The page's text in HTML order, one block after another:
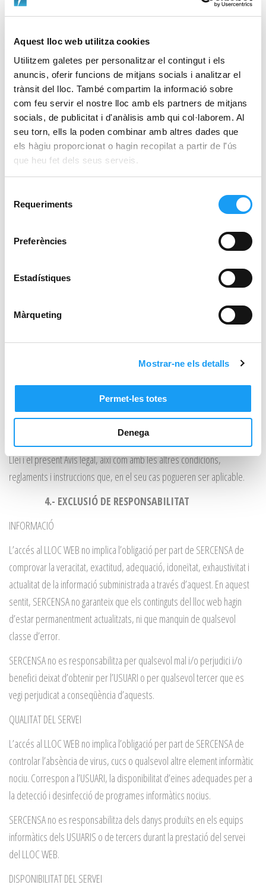
Aquest lloc web utilitza cookies
Utilitzem galetes per personalitzar el contingut i els
anuncis, oferir funcions de mitjans socials i analitzar el
trànsit del lloc. També compartim la informació sobre
com feu servir el nostre lloc amb els partners de mitjans
socials, de publicitat i d'anàlisis amb qui col·laborem. Al
seu torn, ells la poden combinar amb altres dades que
els hàgiu proporcionat o hagin recopilat a partir de l'ús
que heu fet dels seus serveis.
Requeriments
Preferències
Estadístiques
Màrqueting
Mostrar-ne els detalls
Permet-les totes
Denega
legislació vigent.
en el cas que qualsevol USUARI o un tercer consideri que s’ha produït
una violació dels seus legítims drets per la introducció d’un determinat
contingut en el LLOC WEB, haurà de notificar aquesta circumstància a
SERCENSA.
En qualsevol cas, SERCENSA no assumirà responsabilitat respecte
dels drets de Propietat Intel·lectual o Industrial titularitat de tercers,
que es puguin veure infringits per un tercer o per l’USUARI.
CONDICIONS GENERALS
L’USUARI s’obliga a fer un ús correcte del LLOC WEB de conformitat
amb la Llei i les presents condicions d’ús. L’USUARI respondrà enfront
de SERCENSA o enfront de tercers, de qualssevol danys i perjudicis
que poguessin esdevenir a conseqüència de l’incompliment d’aquesta
Queda expressament prohibit l’ús del LLOC WEB amb finalitats lesives
de béns o interessos de SERCENSA o de tercers, o que de qualsevol
altra forma sobrecarreguin, danyin o inutilitzin les xarxes, servidors i
CONTINGUTS
L’USUARI es compromet a utilitzar els Continguts de conformitat amb la
Llei i el present Avís legal, així com amb les altres condicions,
reglaments i instruccions que, en el seu cas pogueren ser aplicable.
4.- EXCLUSIÓ DE RESPONSABILITAT
INFORMACIÓ
L’accés al LLOC WEB no implica l’obligació per part de SERCENSA de
comprovar la veracitat, exactitud, adequació, idoneïtat, exhaustivitat i
actualitat de la informació subministrada a través d’aquest. En aquest
sentit, SERCENSA no garanteix que els continguts del lloc web hagin
d’estar permanentment actualitzats, ni que manquin de qualsevol
classe d’error.
SERCENSA no es responsabilitza per qualsevol mal i/o perjudici i/o
benefici deixat d’obtenir per l’USUARI o per qualsevol tercer que es
vegi perjudicat a conseqüència d’aquests.
QUALITAT DEL SERVEI
L’accés al LLOC WEB no implica l’obligació per part de SERCENSA de
controlar l’absència de virus, cucs o qualsevol altre element informàtic
nociu. Correspon a l’USUARI, la disponibilitat d’eines adequades per a
la detecció i desinfecció de programes informàtics nocius.
SERCENSA no es responsabilitza dels danys produïts en els equips
informàtics dels USUARIS o de tercers durant la prestació del servei
del LLOC WEB.
DISPONIBILITAT DEL SERVEI